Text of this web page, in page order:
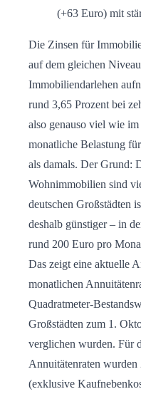
(+63 Euro) mit
Die Zinsen für
auf dem gleichen
Immobiliendarlehen
rund 3,65 Prozent bei
also genauso viel wie
monatliche Belastung
als damals. Der Grund:
Wohnimmobilien sind
deutschen Großstädten
deshalb günstiger – in
rund 200 Euro pro
Das zeigt eine aktuelle
monatlichen
Quadratmeter-
Großstädten zum 1.
verglichen wurden. Für
Annuitätenraten
(exklusive